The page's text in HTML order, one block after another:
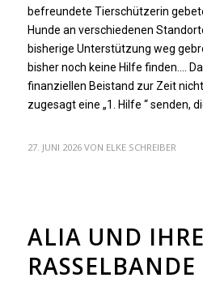
befreundete Tierschützerin
Hunde an verschiedenen
bisherige Unterstützung weg
bisher noch keine Hilfe finden….
finanziellen Beistand zur Zeit
zugesagt eine „1. Hilfe “ senden,
27. JUNI 2026 VON ELKE SCHREIBER
ALIA UND IHRE
RASSELBANDE